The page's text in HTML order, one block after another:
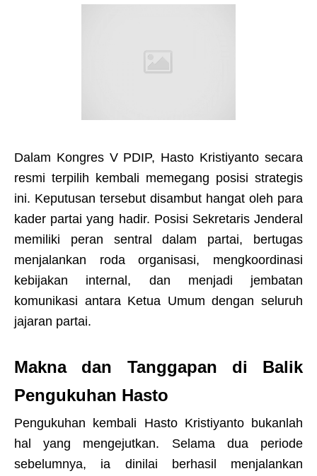
Dalam Kongres V PDIP, Hasto Kristiyanto secara
resmi terpilih kembali memegang posisi strategis
ini. Keputusan tersebut disambut hangat oleh para
kader partai yang hadir. Posisi Sekretaris Jenderal
memiliki peran sentral dalam partai, bertugas
menjalankan roda organisasi, mengkoordinasi
kebijakan internal, dan menjadi jembatan
komunikasi antara Ketua Umum dengan seluruh
jajaran partai.
Makna dan Tanggapan di Balik
Pengukuhan Hasto
Pengukuhan kembali Hasto Kristiyanto bukanlah
hal yang mengejutkan. Selama dua periode
sebelumnya, ia dinilai berhasil menjalankan